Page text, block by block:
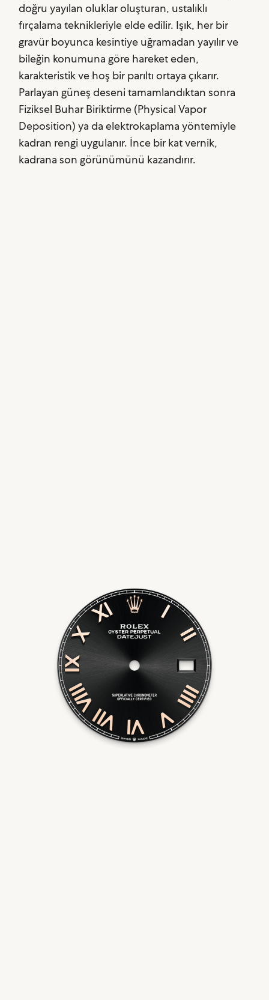
doğru yayılan oluklar oluşturan, ustalıklı
fırçalama teknikleriyle elde edilir. Işık, her bir
gravür boyunca kesintiye uğramadan yayılır ve
bileğin konumuna göre hareket eden,
karakteristik ve hoş bir parıltı ortaya çıkarır.
Parlayan güneş deseni tamamlandıktan sonra
Fiziksel Buhar Biriktirme (Physical Vapor
Deposition) ya da elektrokaplama yöntemiyle
kadran rengi uygulanır. İnce bir kat vernik,
kadrana son görünümünü kazandırır.